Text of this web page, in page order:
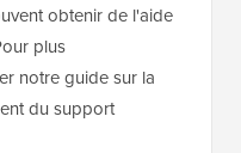
obtenir de l'aide
plus
notre guide sur la
du support